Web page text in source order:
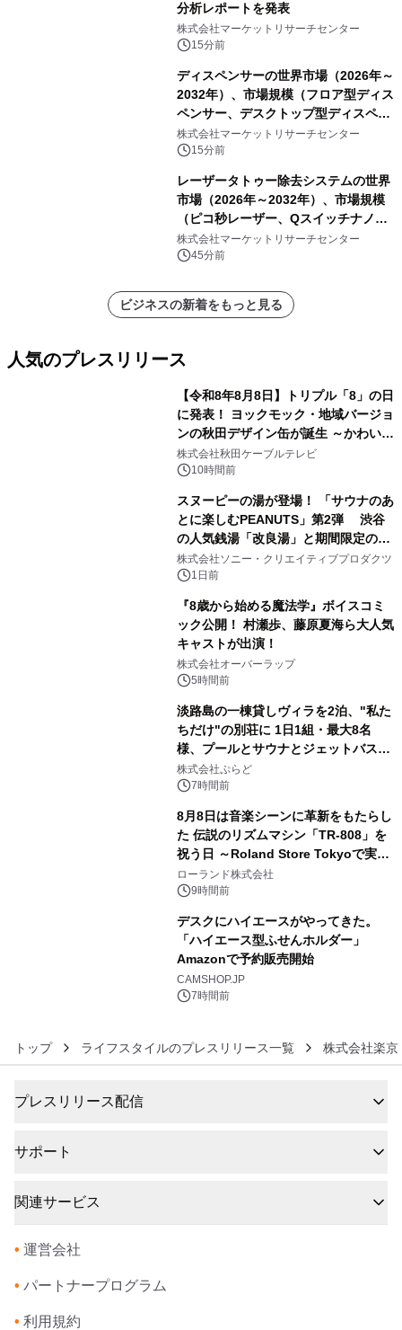
分析レポートを発表
株式会社マーケットリサーチセンター
15分前
ディスペンサーの世界市場（2026年～
2032年）、市場規模（フロア型ディス
ペンサー、デスクトップ型ディスペン
サー）・分析レポートを発表
株式会社マーケットリサーチセンター
15分前
レーザータトゥー除去システムの世界
市場（2026年～2032年）、市場規模
（ピコ秒レーザー、Qスイッチナノ秒
レーザー）・分析レポートを発表
株式会社マーケットリサーチセンター
45分前
ビジネスの新着をもっと見る
人気のプレスリリース
【令和8年8月8日】トリプル「8」の日
に発表！ ヨックモック・地域バージョ
ンの秋田デザイン缶が誕生 ～かわいい
秋田犬の子犬と秋田の四季と名所を巡
るパッケージ～ 9月1日(火)秋田県内で
株式会社秋田ケーブルテレビ
10時間前
スヌーピーの湯が登場！ 「サウナのあ
とに楽しむPEANUTS」第2弾 渋谷
の人気銭湯「改良湯」と期間限定のコ
ラボレーション サウナイキタイコラ
ボグッズも発売決定！
株式会社ソニー・クリエイティブプロダクツ
1日前
『8歳から始める魔法学』ボイスコミ
ック公開！ 村瀬歩、藤原夏海ら大人気
キャストが出演！
株式会社オーバーラップ
5時間前
淡路島の一棟貸しヴィラを2泊、"私た
ちだけ"の別荘に 1日1組・最大8名
様、プールとサウナとジェットバス付
きで Villa Mon Temps AWAJIの連泊
素泊りプラン
株式会社ぷらど
7時間前
8月8日は音楽シーンに革新をもたらし
た 伝説のリズムマシン「TR-808」を
祝う日 ～Roland Store Tokyoで実機
を展示しての 記念キャンペーンを開
催 英国ラジオ「NTS」の 特別プログ
アーティストを フィーチャーしたアニ
メーションを公開～
ローランド株式会社
9時間前
デスクにハイエースがやってきた。
「ハイエース型ふせんホルダー」
Amazonで予約販売開始
CAMSHOP.JP
7時間前
トップ ライフスタイルのプレスリリース一覧 株式会社楽京
プレスリリース配信
サポート
関連サービス
• 運営会社
• パートナープログラム
• 利用規約